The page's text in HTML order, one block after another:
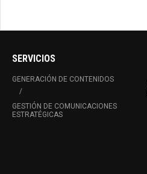
SERVICIOS
GENERACIÓN DE CONTENIDOS
GESTIÓN DE COMUNICACIONES
ESTRATÉGICAS